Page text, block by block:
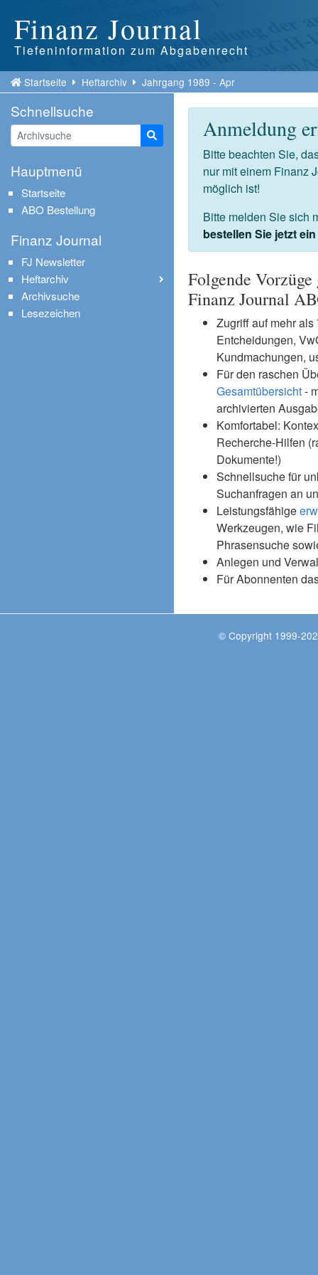
Finanz Journal
Tiefeninformation zum Abgabenrecht
Startseite Heftarchiv Jahrgang 1989 - Apr
Anmeldung
Bitte beachten Sie,
nur mit einem Finanz
möglich ist!
Bitte melden Sie sich
bestellen Sie jetzt
Folgende
Finanz Journal
Zugriff auf mehr
Entcheidungen,
Kundmachungen,
Für den raschen
Gesamtübersicht-
archivierten
Komfortabel:
Recherche-Hilfen
Dokumente!)
Schnellsuche für
Suchanfragen an
Leistungsfähige
Werkzeugen, wie
Phrasensuche
Anlegen und
Für Abonnenten
Schnellsuche
Suche starten
Hauptmenü
Startseite
ABO Bestellung
Finanz Journal
FJ Newsletter
Heftarchiv
Archivsuche
Lesezeichen
© Copyright 1999-